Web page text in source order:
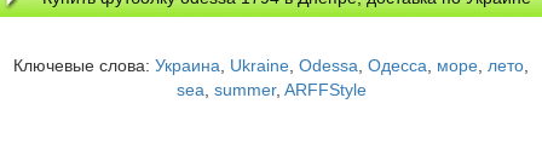
Ключевые слова: Украина Ukraine Odessa Одесса море лето
sea summer, ARFFStyle